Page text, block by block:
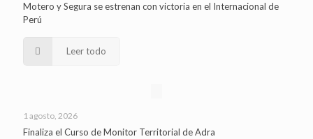
Motero y Segura se estrenan con victoria en el Internacional de
Perú
Leer todo
1 agosto, 2026
Finaliza el Curso de Monitor Territorial de Adra